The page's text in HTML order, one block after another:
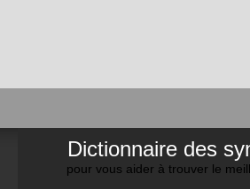
Dictionnaire des
pour vous aider à trouver le